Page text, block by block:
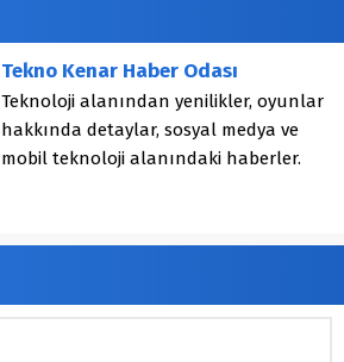
Tekno Kenar Haber Odası
Teknoloji alanından yenilikler, oyunlar
hakkında detaylar, sosyal medya ve
mobil teknoloji alanındaki haberler.